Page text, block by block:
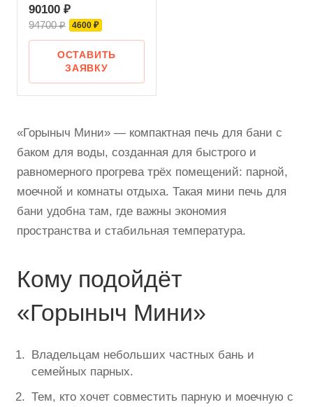
90100 ₽
94700 ₽ 4600 ₽
ОСТАВИТЬ
ЗАЯВКУ
«Горыныч Мини» — компактная печь для бани с
баком для воды, созданная для быстрого и
равномерного прогрева трёх помещений: парной,
моечной и комнаты отдыха. Такая мини печь для
бани удобна там, где важны экономия
пространства и стабильная температура.
Кому подойдёт
«Горыныч Мини»
Владельцам небольших частных бань и
семейных парных.
Тем, кто хочет совместить парную и моечную с